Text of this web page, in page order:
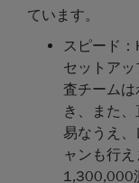
ています。
スピード：
セットア
査チーム
き、また
易なうえ
ャンも行え
1,300,000